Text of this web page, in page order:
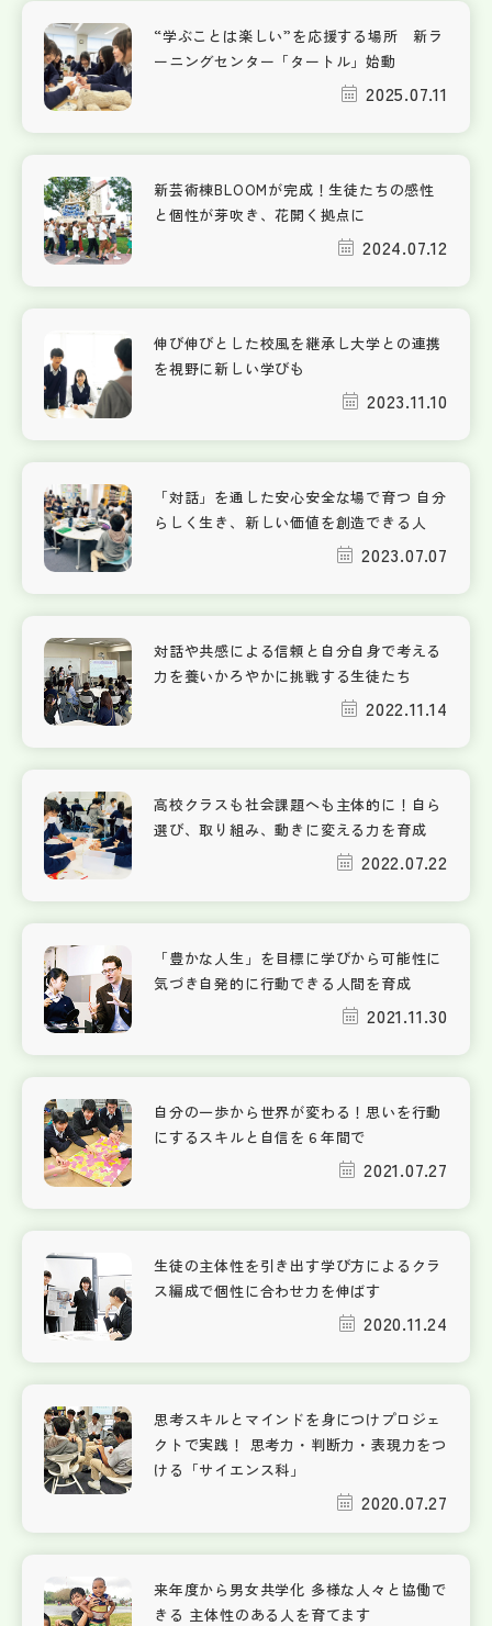
“学ぶことは楽しい”を応援する場所 新ラ
ーニングセンター「タートル」始動
2025.07.11
新芸術棟BLOOMが完成！生徒たちの感性
と個性が芽吹き、花開く拠点に
2024.07.12
伸び伸びとした校風を継承し大学との連携
を視野に新しい学びも
2023.11.10
「対話」を通した安心安全な場で育つ 自分
らしく生き、新しい価値を創造できる人
2023.07.07
対話や共感による信頼と自分自身で考える
力を養いかろやかに挑戦する生徒たち
2022.11.14
高校クラスも社会課題へも主体的に！自ら
選び、取り組み、動きに変える力を育成
2022.07.22
「豊かな人生」を目標に学びから可能性に
気づき自発的に行動できる人間を育成
2021.11.30
自分の一歩から世界が変わる！思いを行動
にするスキルと自信を６年間で
2021.07.27
生徒の主体性を引き出す学び方によるクラ
ス編成で個性に合わせ力を伸ばす
2020.11.24
思考スキルとマインドを身につけプロジェ
クトで実践！ 思考力・判断力・表現力をつ
ける「サイエンス科」
2020.07.27
来年度から男女共学化 多様な人々と協働で
きる 主体性のある人を育てます